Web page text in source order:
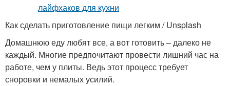
Как сделать приготовление пищи легким / Unsplash
Домашнюю еду любят все, а вот готовить – далеко не
каждый. Многие предпочитают провести лишний час на
работе, чем у плиты. Ведь этот процесс требует
сноровки и немалых усилий.